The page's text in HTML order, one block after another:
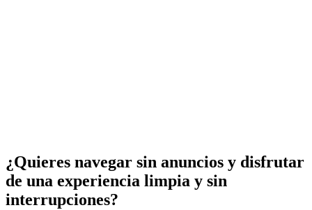
¿Quieres navegar sin anuncios y disfrutar
de una experiencia limpia y sin
interrupciones?